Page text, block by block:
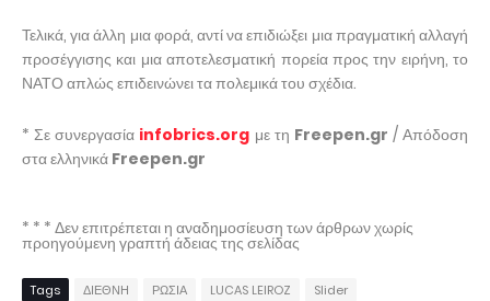
Τελικά, για άλλη μια φορά, αντί να επιδιώξει μια πραγματική αλλαγή
προσέγγισης και μια αποτελεσματική πορεία προς την ειρήνη, το
ΝΑΤΟ απλώς επιδεινώνει τα πολεμικά του σχέδια.
* Σε συνεργασία infobrics.org με τη Freepen.gr / Απόδοση
στα ελληνικά Freepen.gr
* * * Δεν επιτρέπεται η αναδημοσίευση των άρθρων χωρίς
προηγούμενη γραπτή άδειας της σελίδας
Tags ΔΙΕΘΝΗ ΡΩΣΙΑ LUCAS LEIROZ Slider